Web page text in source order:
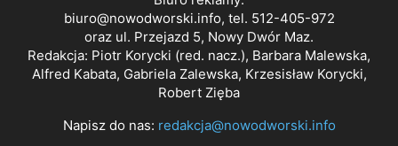
biuro@nowodworski.info, tel. 512-405-972
oraz ul. Przejazd 5, Nowy Dwór Maz.
Redakcja: Piotr Korycki (red. nacz.), Barbara Malewska,
Alfred Kabata, Gabriela Zalewska, Krzesisław Korycki,
Robert Zięba
Napisz do nas: redakcja@nowodworski.info